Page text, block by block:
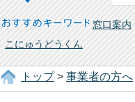
おすすめキーワード 窓口案内
こにゅうどうくん
トップ> 事業者の方へ